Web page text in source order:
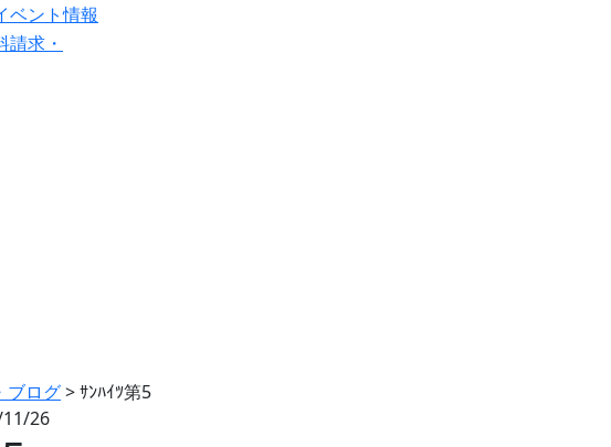
ベント情報
請求・
ブログ>ｻﾝﾊｲﾂ第5
26